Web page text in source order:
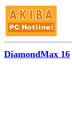
DiamondMax 16